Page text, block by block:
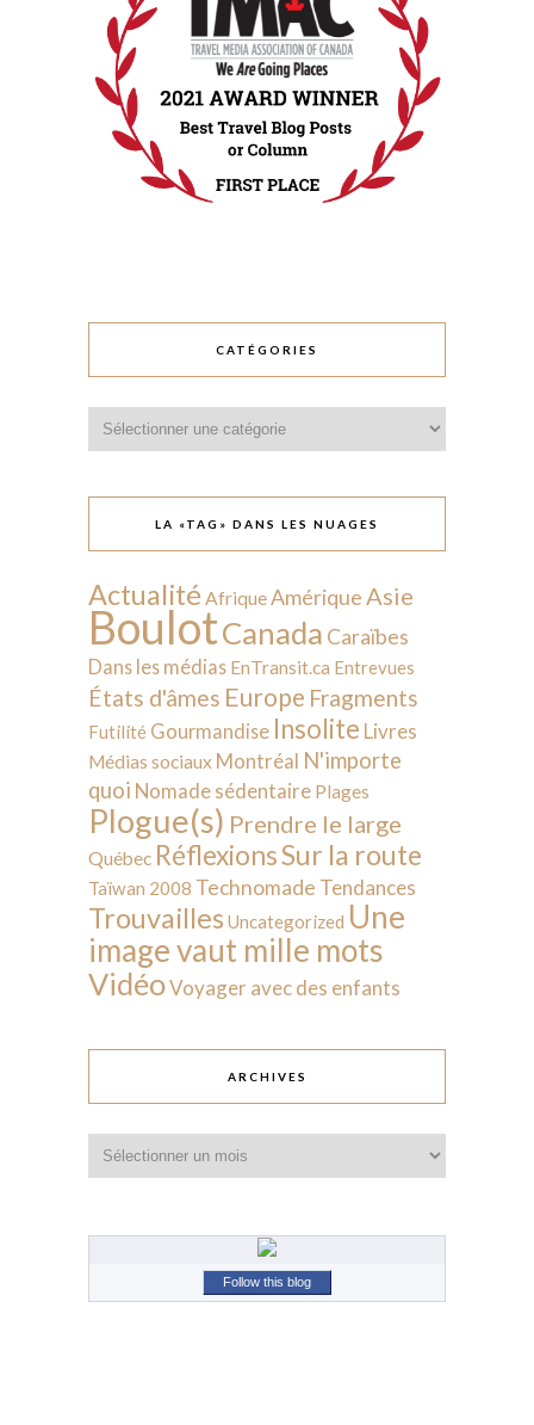
CATÉGORIES
LA «TAG» DANS LES NUAGES
Actualité AfriqueAmériqueAsie
BoulotCanada Caraïbes
Dans les médias EnTransit.ca Entrevues
États d'âmes Europe Fragments
Futilité Gourmandise Insolite Livres
Médias sociaux Montréal N'importe
quoi Nomade sédentaire Plages
Plogue(s) Prendre le large
Québec RéflexionsSur la route
Taïwan 2008 Technomade Tendances
Trouvailles Uncategorized Une
image vaut mille mots
VidéoVoyager avec des enfants
ARCHIVES
Follow this blog